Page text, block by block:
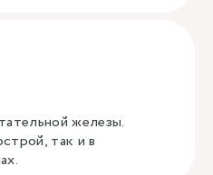
железы.
так и в